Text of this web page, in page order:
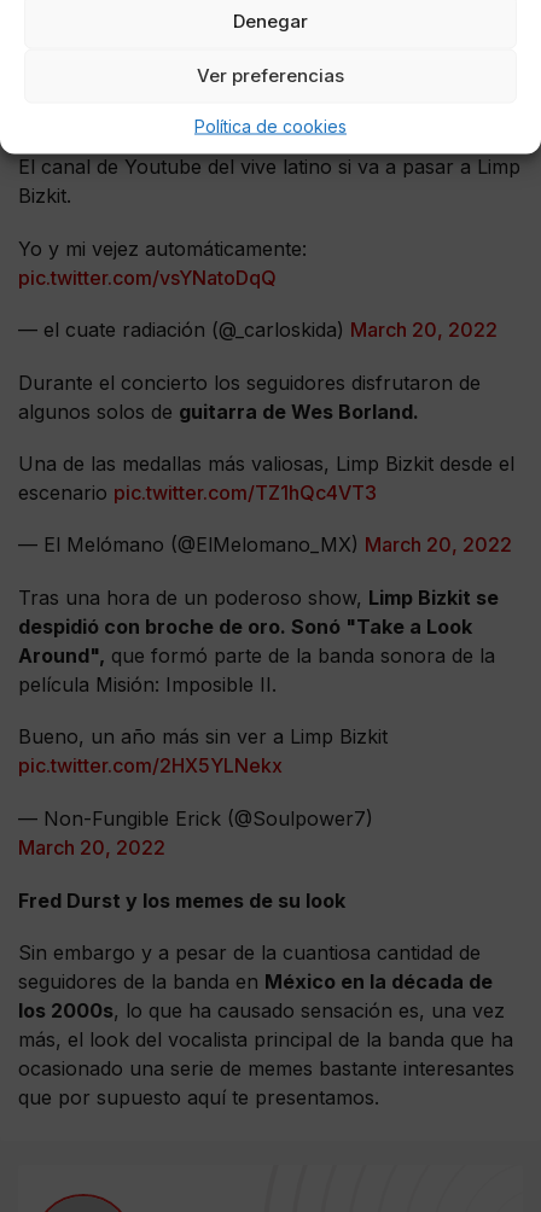
Denegar
Ver preferencias
Política de cookies
Con la agrupación, el fan cantó uno de los grandes
Al finalizar este tema, Miguel regresó
con el resto del público.
El canal de Youtube del vive latino si va a pasar a Limp
Bizkit.
Yo y mi vejez automáticamente:
pic.twitter.com/vsYNatoDqQ
— el cuate radiación (@_carloskida) March 20, 2022
Durante el concierto los seguidores disfrutaron de
algunos solos de guitarra de Wes Borland.
Una de las medallas más valiosas, Limp Bizkit desde el
escenario pic.twitter.com/TZ1hQc4VT3
— El Melómano (@ElMelomano_MX) March 20, 2022
Tras una hora de un poderoso show, Limp Bizkit se
despidió con broche de oro. Sonó "Take a Look
Around", que formó parte de la banda sonora de la
película Misión: Imposible II.
Bueno, un año más sin ver a Limp Bizkit
pic.twitter.com/2HX5YLNekx
— Non-Fungible Erick (@Soulpower7)
March 20, 2022
Fred Durst y los memes de su look
Sin embargo y a pesar de la cuantiosa cantidad de
seguidores de la banda en México en la década de
los 2000s, lo que ha causado sensación es, una vez
más, el look del vocalista principal de la banda que ha
ocasionado una serie de memes bastante interesantes
que por supuesto aquí te presentamos.